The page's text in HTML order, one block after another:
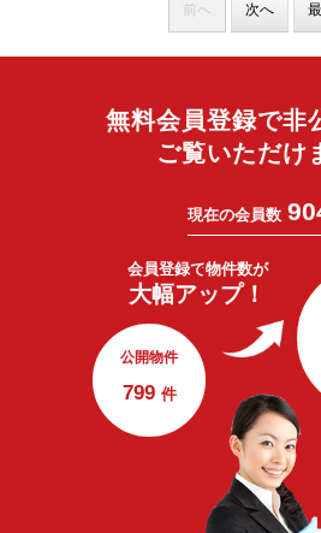
前へ 次へ
無料会員登録で非
ご覧いただけ
現在の会員数
会員登録で物件数が
大幅アップ！
公開物件
799 件